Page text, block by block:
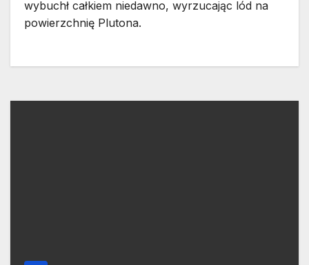
wybuchł całkiem niedawno, wyrzucając lód na
powierzchnię Plutona.